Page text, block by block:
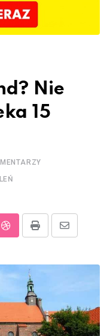
Nie
15
StumbleUpon
Print
Share
Email